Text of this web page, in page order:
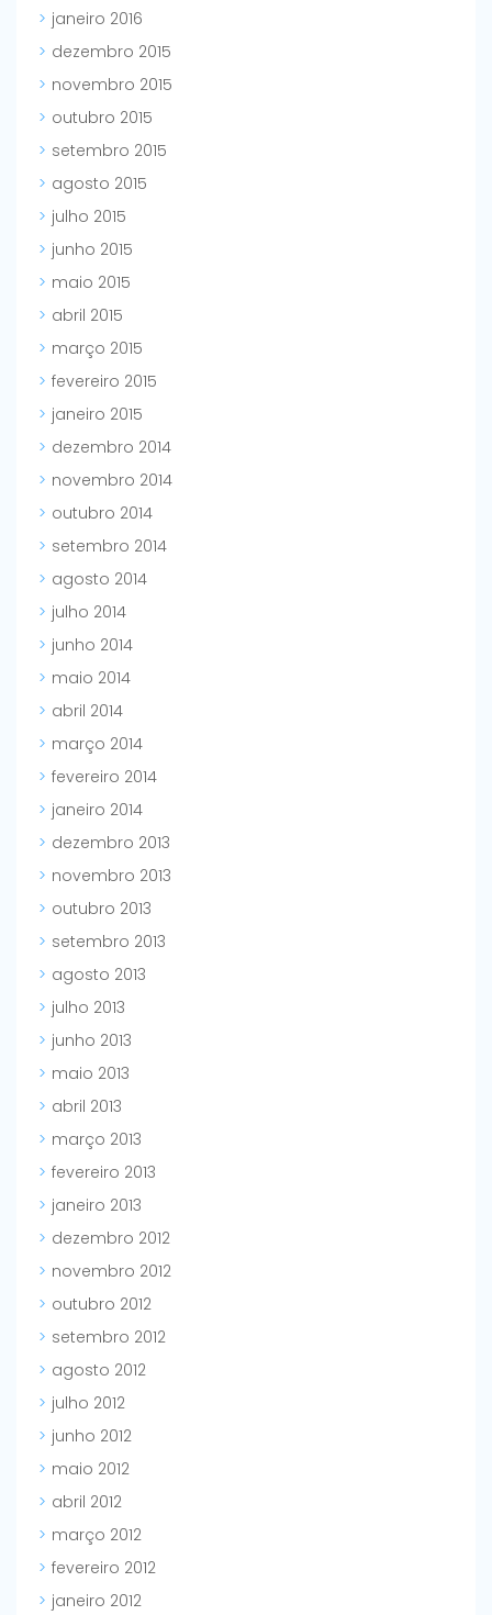
janeiro 2016
dezembro 2015
novembro 2015
outubro 2015
setembro 2015
agosto 2015
julho 2015
junho 2015
maio 2015
abril 2015
março 2015
fevereiro 2015
janeiro 2015
dezembro 2014
novembro 2014
outubro 2014
setembro 2014
agosto 2014
julho 2014
junho 2014
maio 2014
abril 2014
março 2014
fevereiro 2014
janeiro 2014
dezembro 2013
novembro 2013
outubro 2013
setembro 2013
agosto 2013
julho 2013
junho 2013
maio 2013
abril 2013
março 2013
fevereiro 2013
janeiro 2013
dezembro 2012
novembro 2012
outubro 2012
setembro 2012
agosto 2012
julho 2012
junho 2012
maio 2012
abril 2012
março 2012
fevereiro 2012
janeiro 2012